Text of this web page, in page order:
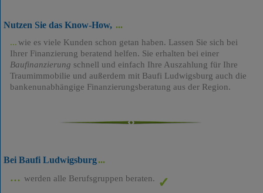
Nutzen Sie das Know-How,
wie es viele Kunden schon getan haben. Lassen Sie sich bei
Ihrer Finanzierung beratend helfen. Sie erhalten bei einer
Baufinanzierung schnell und einfach Ihre Auszahlung für Ihre
Traumimmobilie und außerdem mit Baufi Ludwigsburg auch die
bankenunabhängige Finanzierungsberatung aus der Region.
Bei Baufi Ludwigsburg
werden alle Berufsgruppen beraten.